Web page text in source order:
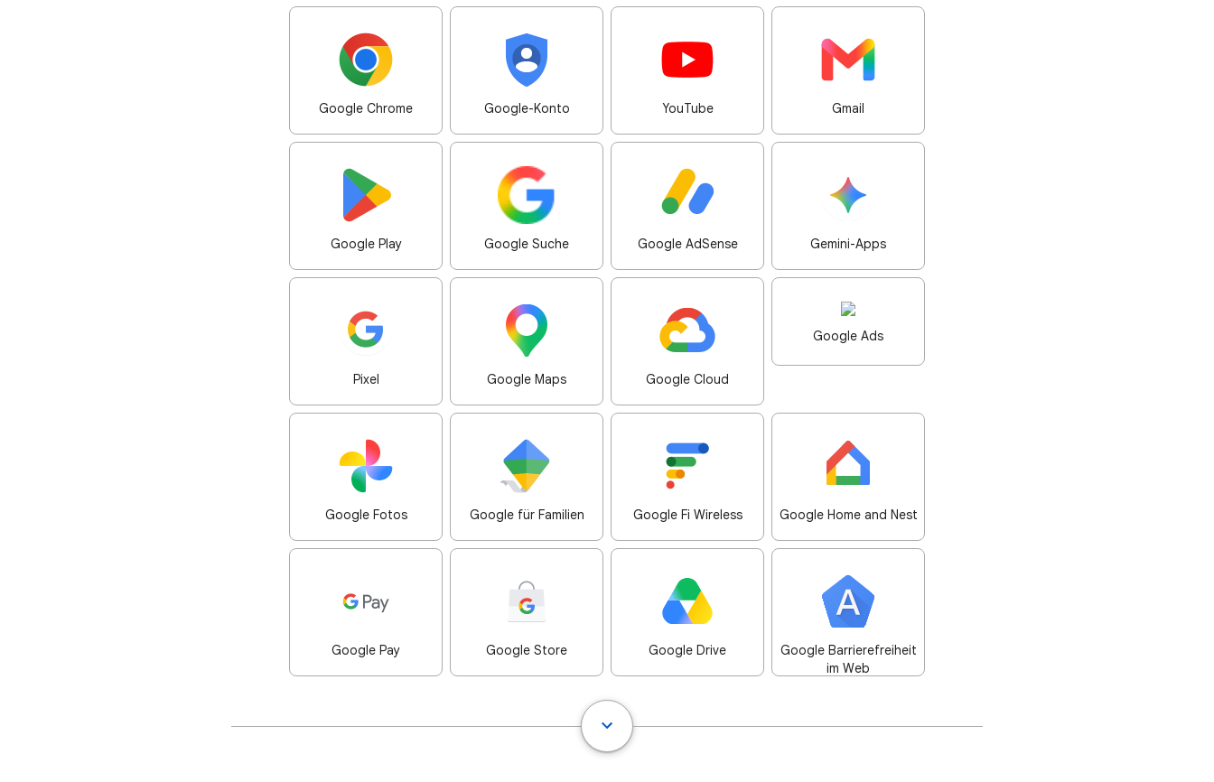
Google Chrome Google-Konto YouTube Gmail
Google Play Google Suche Google AdSense Gemini-Apps
Pixel Google Maps Google Cloud
Google Ads
Google Fotos Google für Familien Google Fi Wireless Google Home and Nest
Google Pay Google Store Google Drive
Google Barrierefreiheit
im Web